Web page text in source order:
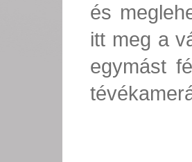
és
itt meg a
egymást